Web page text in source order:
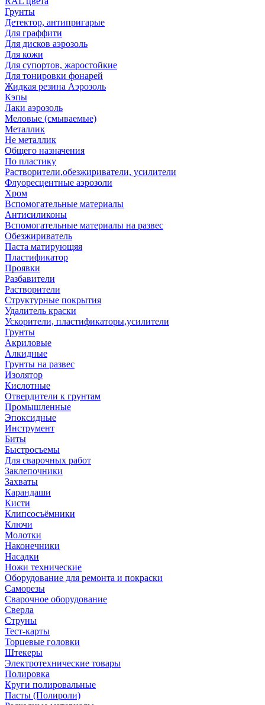
Грунты
Детектор, антипригарые
Для граффити
Для дисков аэрозоль
Для кожи
Для супортов, жаростойкие
Для тонировки фонарей
Жидкая резина Аэрозоль
Кэпы
Лаки аэрозоль
Меловые (смываемые)
Металлик
Не металлик
Общего назначения
По пластику
Растворители,обезжириватели, усилители
Флуоресцентные аэрозоли
Хром
Вспомогательные материалы
Антисиликоны
Вспомогательные материалы на развес
Обезжириватель
Паста матирующяя
Пластификатор
Проявки
Разбавители
Растворители
Структурные покрытия
Удалитель краски
Ускорители, пластификаторы,усилители
Грунты
Акриловые
Алкидные
Грунты на развес
Изолятор
Кислотные
Отвердители к грунтам
Промышленные
Эпоксидные
Инструмент
Биты
Быстросъемы
Для сварочных работ
Заклепочники
Захваты
Карандаши
Кисти
Клипсосъёмники
Ключи
Молотки
Наконечники
Насадки
Ножи технические
Оборудование для ремонта и покраски
Саморезы
Сварочное оборудование
Сверла
Струны
Тест-карты
Торцевые головки
Штекеры
Электротехнические товары
Полировка
Круги полировальные
Пасты (Полироли)